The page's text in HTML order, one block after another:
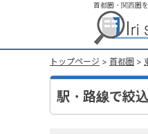
首都圏・関西圏
トップページ > 首都圏 >
駅・路線で絞